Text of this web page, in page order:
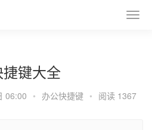
键大全
06:00 • 办公快捷键 • 阅读 1367